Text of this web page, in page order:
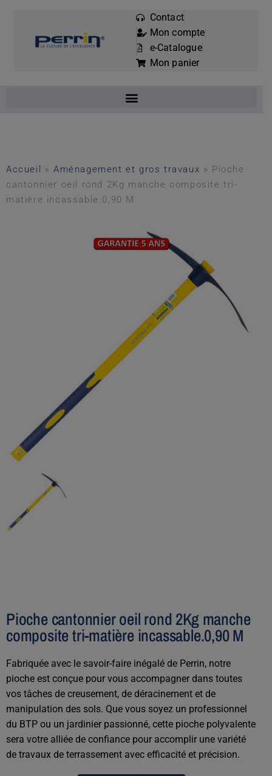
Mots
clés
:
Contact
Mon compte
e-Catalogue
Mon panier
Accueil »Aménagement et gros travaux » Pioche
cantonnier oeil rond 2Kg manche composite tri-
matière incassable.0,90 M
Pioche cantonnier oeil rond 2Kg manche
composite tri-matière incassable.0,90 M
Fabriquée avec le savoir-faire inégalé de Perrin, notre
pioche est conçue pour vous accompagner dans toutes
vos tâches de creusement, de déracinement et de
manipulation des sols. Que vous soyez un professionnel
du BTP ou un jardinier passionné, cette pioche polyvalente
sera votre alliée de confiance pour accomplir une variété
de travaux de terrassement avec efficacité et précision.